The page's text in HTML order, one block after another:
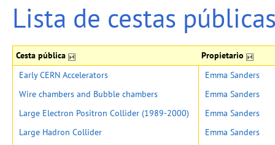
Lista de cestas
Cesta pública Propietario
Early CERN Accelerators
Emma Sanders
Wire chambers and Bubble chambers
Emma Sanders
Large Electron Positron Collider (1989-2000)
Emma Sanders
Large Hadron Collider
Emma Sanders